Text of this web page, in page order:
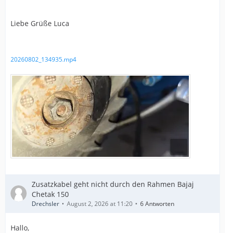
Liebe Grüße Luca
20260802_134935.mp4
Zusatzkabel geht nicht durch den Rahmen Bajaj
Chetak 150
Drechsler August 2, 2026 at 11:20 6 Antworten
Hallo,